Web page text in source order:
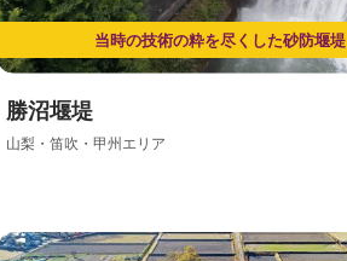
当時の技術の粋を尽くした砂防堰堤
勝沼堰堤
山梨・笛吹・甲州エリア